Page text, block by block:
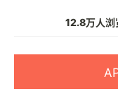
12.8万人浏